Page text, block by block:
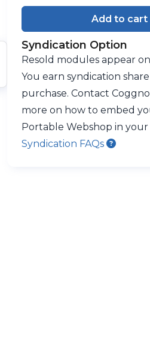
Add to cart
Syndication Option
Resold modules appear
You earn syndication
purchase. Contact
more on how to embed
Portable Webshop in your
Syndication FAQs